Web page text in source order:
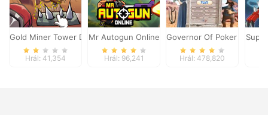
Gold Miner Tower Defense
Hrál: 41,354
Mr Autogun Online
Hrál: 96,241
Governor Of Poker 2
Hrál: 478,820